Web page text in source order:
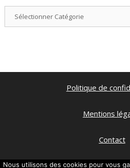
Politique de
Mentions
Contact
Qui suis je
Nous utilisons des cookies pour vous